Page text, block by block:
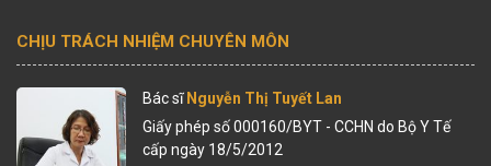
CHỊU TRÁCH NHIỆM CHUYÊN MÔN
Bác sĩNguyễn Thị Tuyết Lan
Giấy phép số 000160/BYT - CCHN do Bộ Y Tế
cấp ngày 18/5/2012